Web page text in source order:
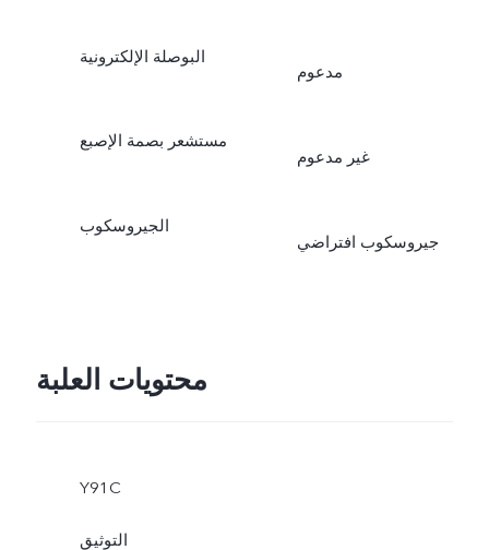
البوصلة الإلكترونية
مدعوم
مستشعر بصمة الإصبع
غير مدعوم
الجيروسكوب
جيروسكوب افتراضي
محتويات العلبة
Y91C
التوثيق